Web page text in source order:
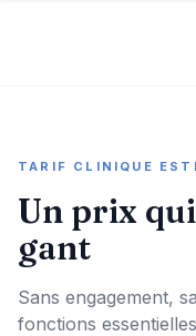
TARIF CLINIQUE
Un prix
gant
Sans engagement,
fonctions